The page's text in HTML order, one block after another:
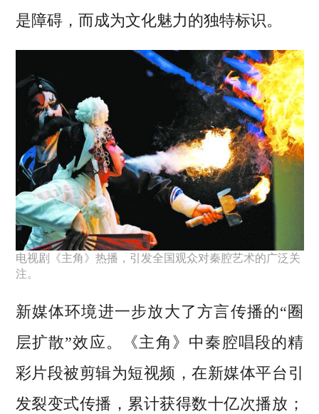
是障碍，而成为文化魅力的独特标识。
电视剧《主角》热播，引发全国观众对秦腔艺术的广泛关
注。
新媒体环境进一步放大了方言传播的“圈
层扩散”效应。《主角》中秦腔唱段的精
彩片段被剪辑为短视频，在新媒体平台引
发裂变式传播，累计获得数十亿次播放；